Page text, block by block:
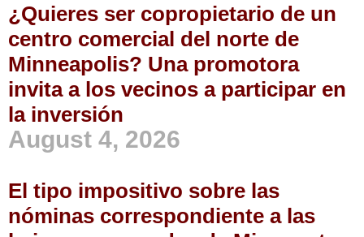
¿Quieres ser copropietario de un
centro comercial del norte de
Minneapolis? Una promotora
invita a los vecinos a participar en
la inversión
August 4, 2026
El tipo impositivo sobre las
nóminas correspondiente a las